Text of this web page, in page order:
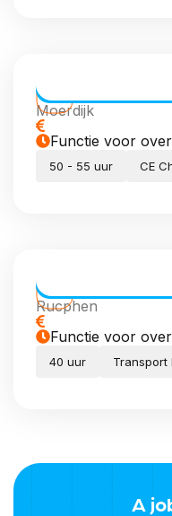
CE Chauffeur
Moerdijk
Functie voor
50 - 55 uur CE
Transport
Rucphen
Functie voor
40 uur Transport
A